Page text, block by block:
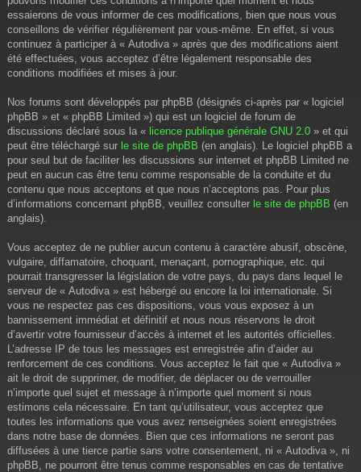
essaierons de vous informer de ces modifications, bien que nous vous
conseillons de vérifier régulièrement par vous-même. En effet, si vous
continuez à participer à « Autodiva » après que des modifications aient
été effectuées, vous acceptez d’être légalement responsable des
conditions modifiées et mises à jour.
Nos forums sont développés par phpBB (désignés ci-après par « logiciel
phpBB » et « phpBB Limited ») qui est un logiciel de forum de
discussions déclaré sous la « licence publique générale GNU 2.0 » et qui
peut être téléchargé sur le site de phpBB (en anglais). Le logiciel phpBB a
pour seul but de faciliter les discussions sur internet et phpBB Limited ne
peut en aucun cas être tenu comme responsable de la conduite et du
contenu que nous acceptons et que nous n’acceptons pas. Pour plus
d’informations concernant phpBB, veuillez consulter le site de phpBB (en
anglais).
Vous acceptez de ne publier aucun contenu à caractère abusif, obscène,
vulgaire, diffamatoire, choquant, menaçant, pornographique, etc. qui
pourrait transgresser la législation de votre pays, du pays dans lequel le
serveur de « Autodiva » est hébergé ou encore la loi internationale. Si
vous ne respectez pas ces dispositions, vous vous exposez à un
bannissement immédiat et définitif et nous nous réservons le droit
d’avertir votre fournisseur d’accès à internet et les autorités officielles.
L’adresse IP de tous les messages est enregistrée afin d’aider au
renforcement de ces conditions. Vous acceptez le fait que « Autodiva »
ait le droit de supprimer, de modifier, de déplacer ou de verrouiller
n’importe quel sujet et message à n’importe quel moment si nous
estimons cela nécessaire. En tant qu’utilisateur, vous acceptez que
toutes les informations que vous avez renseignées soient enregistrées
dans notre base de données. Bien que ces informations ne seront pas
diffusées à une tierce partie sans votre consentement, ni « Autodiva », ni
phpBB, ne pourront être tenus comme responsables en cas de tentative